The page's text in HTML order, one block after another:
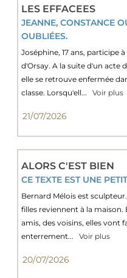
LES EFFACEES
JEANNE, CONSTANCE
OUBLIÉES.
Joséphine, 17 ans, participe
d'Orsay. A la suite d'un acte
elle se retrouve enfermée
classe. Lorsqu'ell...
Voir plus
21/07/2026
ALORS C'EST BIEN
CE TEXTE EST UNE
Bernard Mélois est
filles reviennent à la
amis, des voisins, elles vont
enterrement...
Voir plus
20/07/2026